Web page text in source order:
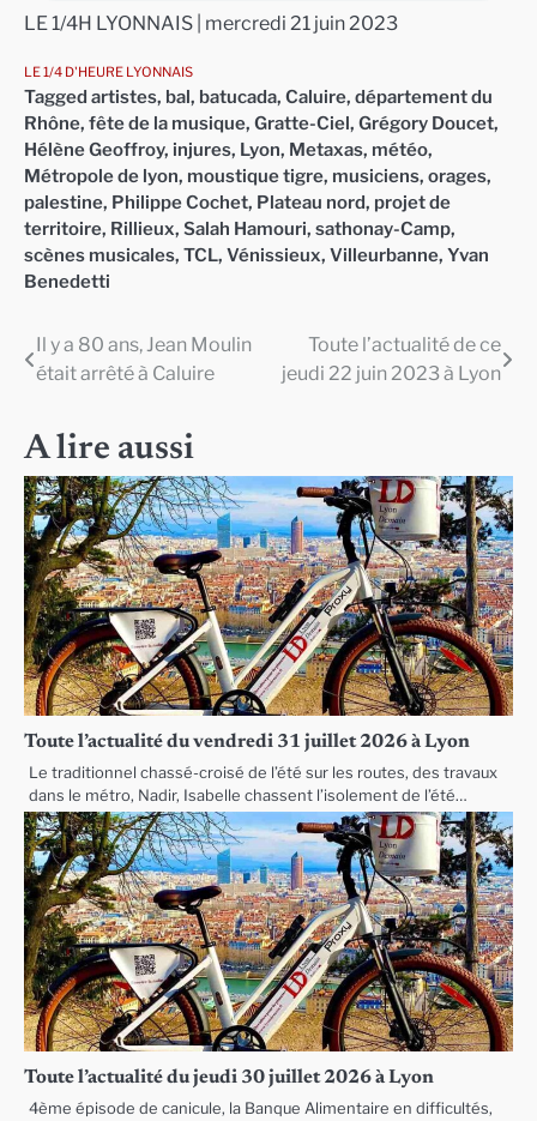
LE 1/4H LYONNAIS | mercredi 21 juin 2023
LE 1/4 D'HEURE LYONNAIS
Tagged artistes, bal, batucada, Caluire, département du
Rhône, fête de la musique, Gratte-Ciel, Grégory Doucet,
Hélène Geoffroy, injures, Lyon, Metaxas, météo,
Métropole de lyon, moustique tigre, musiciens, orages,
palestine, Philippe Cochet, Plateau nord, projet de
territoire, Rillieux, Salah Hamouri, sathonay-Camp,
scènes musicales, TCL, Vénissieux, Villeurbanne, Yvan
Benedetti
Navigation
l’article
Il y a 80 ans, Jean Moulin
était arrêté à Caluire
Toute l’actualité de ce
jeudi 22 juin 2023 à Lyon
A lire aussi
Toute l’actualité du vendredi 31 juillet 2026 à Lyon
Le traditionnel chassé-croisé de l’été sur les routes, des travaux
dans le métro, Nadir, Isabelle chassent l’isolement de l’été…
Toute l’actualité du jeudi 30 juillet 2026 à Lyon
4ème épisode de canicule, la Banque Alimentaire en difficultés,